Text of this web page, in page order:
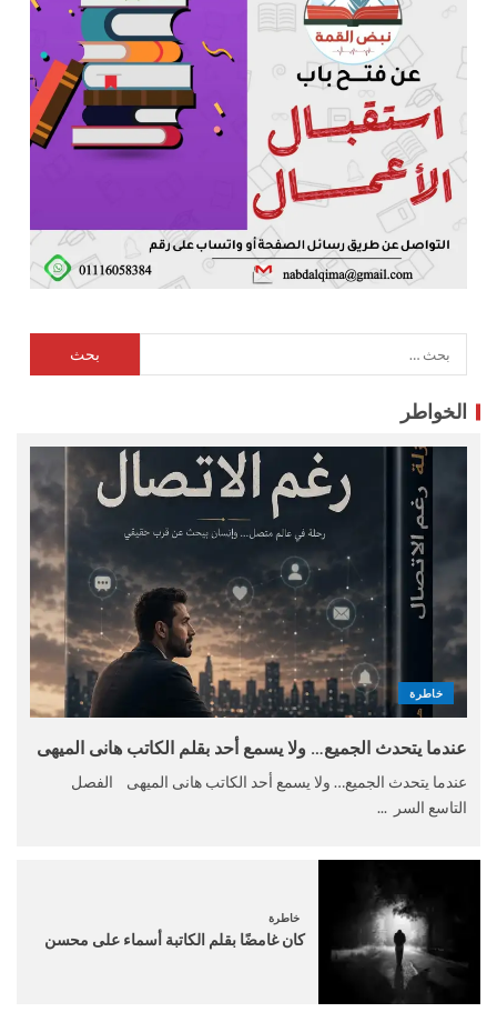
الخواطر
خاطرة
عندما يتحدث الجميع… ولا يسمع أحد بقلم الكاتب هانى الميهى
عندما يتحدث الجميع… ولا يسمع أحد الكاتب هانى الميهى الفصل
التاسع السر ...
خاطرة
كان غامضًا بقلم الكاتبة أسماء على محسن